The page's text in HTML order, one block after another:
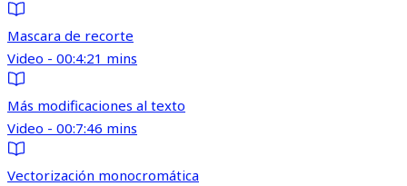
Mascara de recorte
Video - 00:4:21 mins
Más modificaciones al texto
Video - 00:7:46 mins
Vectorización monocromática